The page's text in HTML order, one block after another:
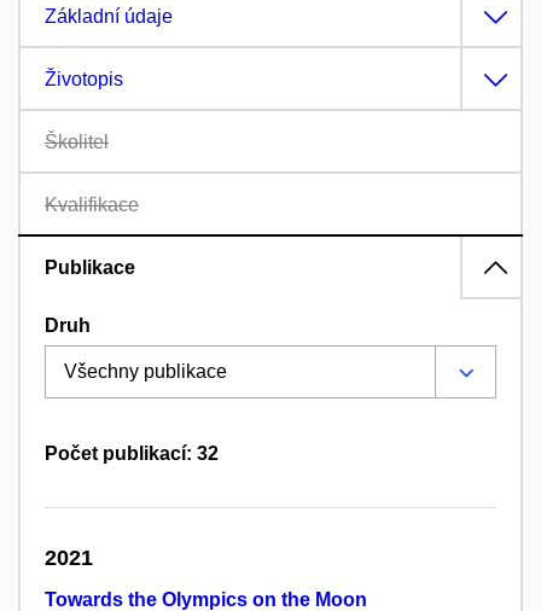
Základní údaje
Životopis
Školitel
Kvalifikace
Publikace
Druh
Počet publikací: 32
2021
Towards the Olympics on the Moon